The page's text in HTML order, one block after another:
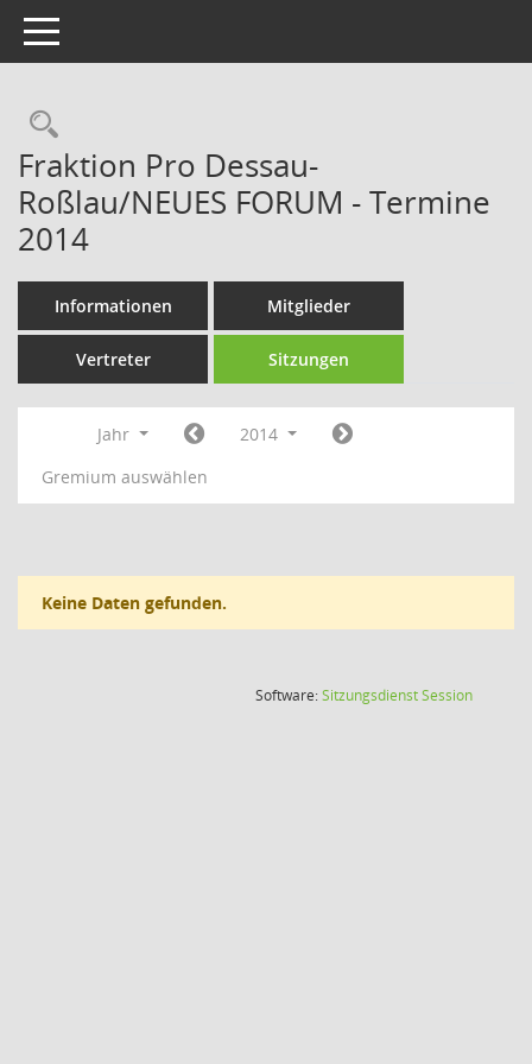
Toggle navigation
Rechercheauswahl
Fraktion Pro Dessau-
Roßlau/NEUES FORUM - Termine
2014
Informationen Mitglieder
Vertreter Sitzungen
Jahr
2014
Gremium auswählen
Keine Daten gefunden.
Software:SitzungsdienstSession(Wird in